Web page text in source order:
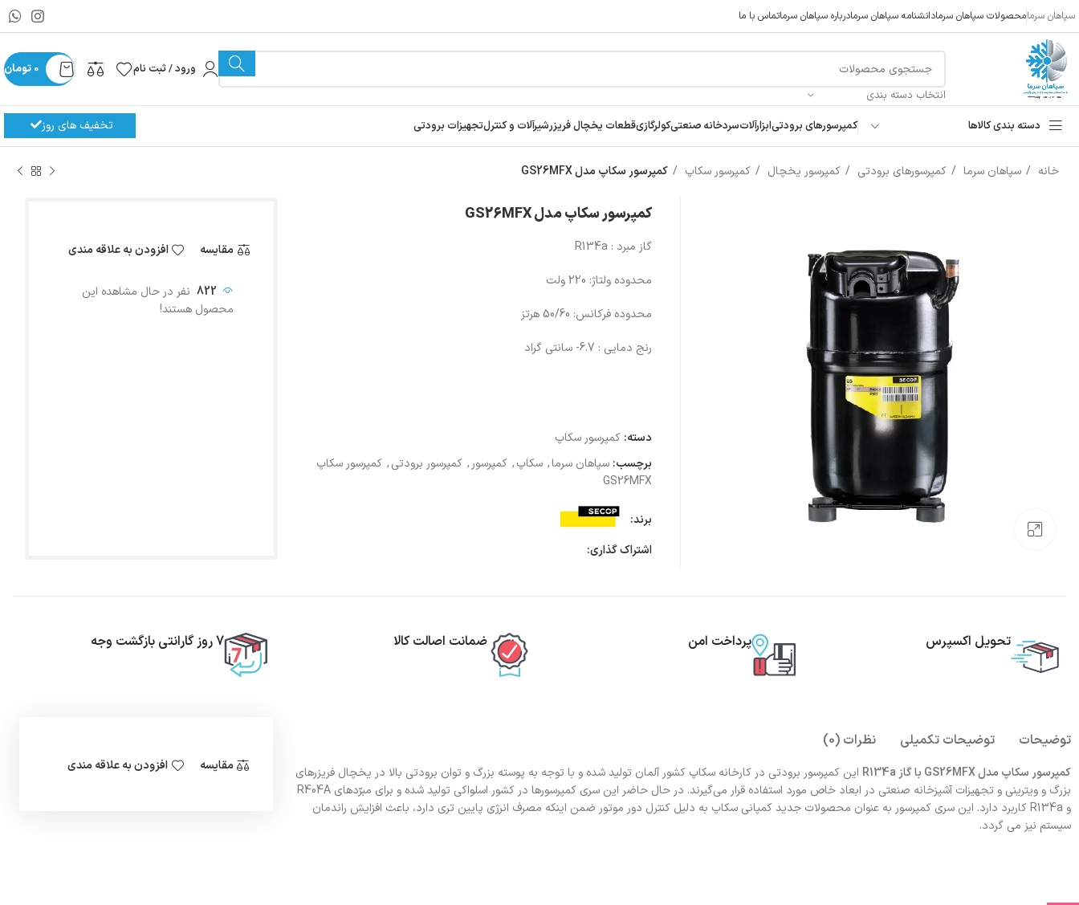
سپاهان سرمامحصولات سپاهان سرمادانشنامه سپاهان سرمادرباره سپاهان سرماتماس با ما
انتخاب دسته بندی
ورود / ثبت نام 0 تومان
دسته بندی کالاها کمپرسورهای برودتیابزارآلاتسردخانه صنعتیکولرگازیقطعات یخچال فریزرشیرآلات و کنترلتجهیزات برودتی تخفیف های روز
خانه سپاهان سرما کمپرسورهای برودتی کمپرسور یخچال کمپرسور سکاپ کمپرسور سکاپ مدل GS26MFX
کمپرسور سکاپ مدل GS26MFX
گاز مبرد : R134a
محدوده ولتاژ: 220 ولت
محدوده فرکانس: 50/60 هرتز
رنج دمایی : 6.7- سانتی گراد
دسته: کمپرسور سکاپ
برچسب: سپاهان سرما, سکاپ, کمپرسور , کمپرسور برودتی, کمپرسور سکاپ
GS26MFX
برند:
اشتراک گذاری:
مقایسه افزودن به علاقه مندی
822 نفر در حال مشاهده این
محصول هستند!
تحویل اکسپرس پرداخت امن ضمانت اصالت کالا 7 روز گارانتی بازگشت وجه
توضیحات توضیحات تکمیلی نظرات (0)
کمپرسور سکاپ مدل GS26MFX با گاز R134a
این کمپرسور برودتی در کارخانه سکاپ کشور آلمان تولید شده و با توجه به پوسته بزرگ و توان برودتی بالا در یخچال فریزرهای
بزرگ و ویترینی و تجهیزات آشپزخانه صنعتی در ابعاد خاص مورد استفاده قرار می‌گیرند. در حال حاضر این سری کمپرسورها در کشور اسلواکی تولید شده و برای مبرّدهای R404A
و R134a کاربرد دارد. این سری کمپرسور به عنوان محصولات جدید کمپانی سکاپ به دلیل کنترل دور موتور ضمن اینکه مصرف انرژی پایین تری دارد، باعث افزایش راندمان
سیستم نیز می گردد.
مقایسه افزودن به علاقه مندی